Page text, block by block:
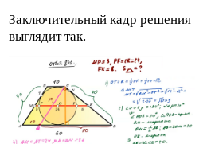
Заключительный кадр решения
выглядит так.